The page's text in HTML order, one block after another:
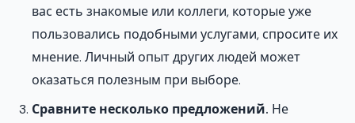
вас есть знакомые или коллеги, которые уже
пользовались подобными услугами, спросите их
мнение. Личный опыт других людей может
оказаться полезным при выборе.
Сравните несколько предложений. Не